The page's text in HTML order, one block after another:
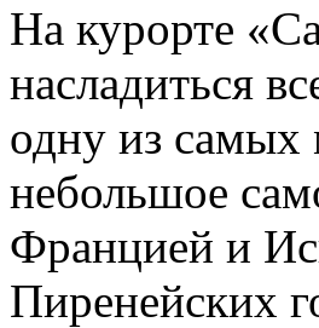
На курорте
насладиться
одну из самых
небольшое
Францией и
Пиренейских